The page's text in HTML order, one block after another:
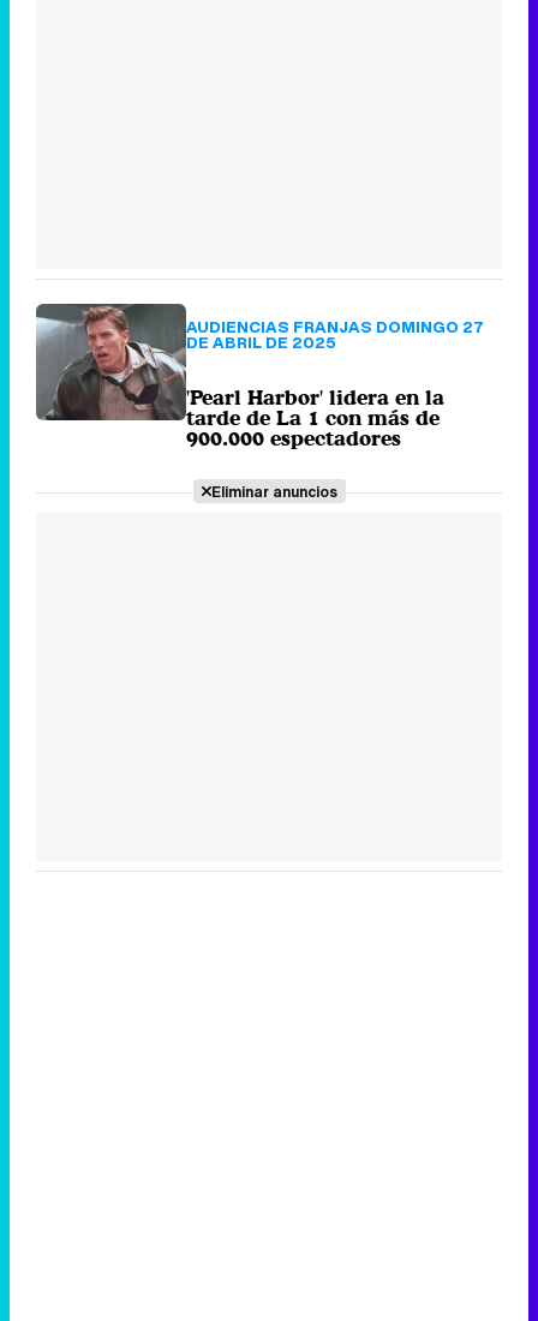
900.000 espectadores
Eliminar anuncios